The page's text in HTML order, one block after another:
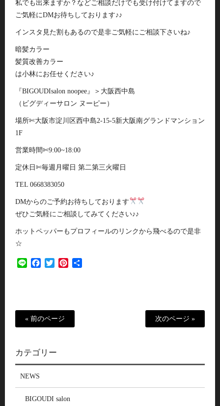
私でも出来ますか？などご相談だけでも受け付けてますので
ご気軽にDMお待ちしております♪♪
インスタ見た割もあるので是非ご気軽にご相談下さいね♪
暗髪カラー
髪質改善カラー
は小林にお任せください♪
『BIGOUDIsalon noopee』＞大阪西中島
（ビグディーサロン ヌーピー）
場所✄大阪市淀川区西中島2-15-5新大阪南グランドマンション
1F
営業時間✄9:00~18:00
定休日✄毎週月曜日 第二第三火曜日
TEL 0668383050
DMからのご予約お待ちしております
ぜひご気軽にご相談してみてください♪♪
ホットペッパーもプロフィールのリンクから飛べるので是非
☆
Line FacebookTwitterPinterest
« 前のページ 次のページ »
カテゴリー
NEWS
BIGOUDI salon